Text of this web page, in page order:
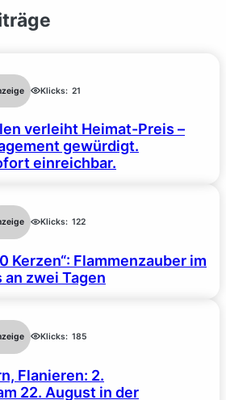
Klicks: 21
verleiht Heimat-Preis –
gewürdigt.
einreichbar.
Klicks: 122
Kerzen“: Flammenzauber im
zwei Tagen
Klicks: 185
Flanieren: 2.
22. August in der